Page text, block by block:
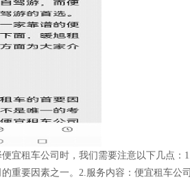
宜租车公司时，我们需要注意以下几点：
重要因素之一。2.服务内容：便宜租车公